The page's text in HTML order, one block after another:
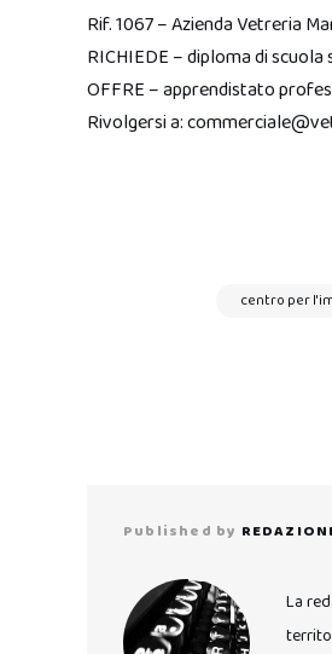
Rif. 1067 – Azienda Vetreria
RICHIEDE – diploma di
OFFRE – apprendistato
Rivolgersi a:
centro per
Published by
La